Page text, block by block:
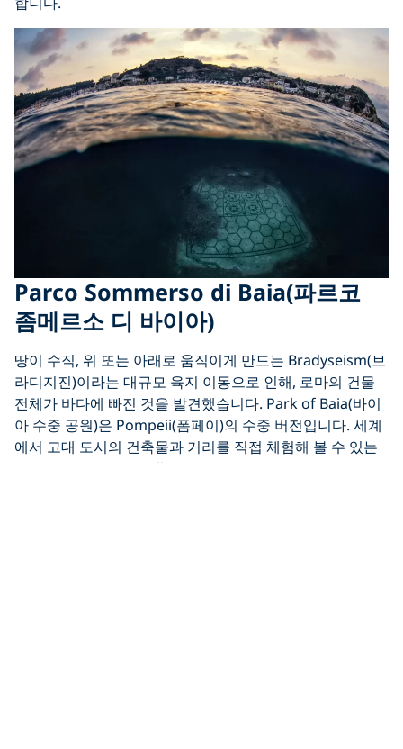
Parco Sommerso di Baia(파르코
좀메르소 디 바이아)
땅이 수직, 위 또는 아래로 움직이게 만드는 Bradyseism(브
라디지진)이라는 대규모 육지 이동으로 인해, 로마의 건물
전체가 바다에 빠진 것을 발견했습니다. Park of Baia(바이
아 수중 공원)은 Pompeii(폼페이)의 수중 버전입니다. 세계
에서 고대 도시의 건축물과 거리를 직접 체험해 볼 수 있는
곳은 많지 않습니다. Villa a Protiro(프로티로 빌라)는 의심